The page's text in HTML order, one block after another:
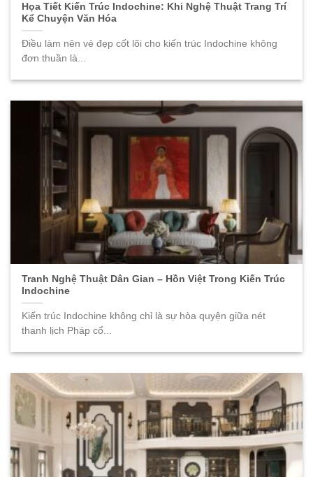
Họa Tiết Kiến Trúc Indochine: Khi Nghệ Thuật Trang Trí
Kể Chuyện Văn Hóa
Điều làm nên vẻ đẹp cốt lõi cho kiến trúc Indochine không
đơn thuần là...
Tranh Nghệ Thuật Dân Gian – Hồn Việt Trong Kiến Trúc
Indochine
Kiến trúc Indochine không chỉ là sự hòa quyện giữa nét
thanh lịch Pháp cổ...